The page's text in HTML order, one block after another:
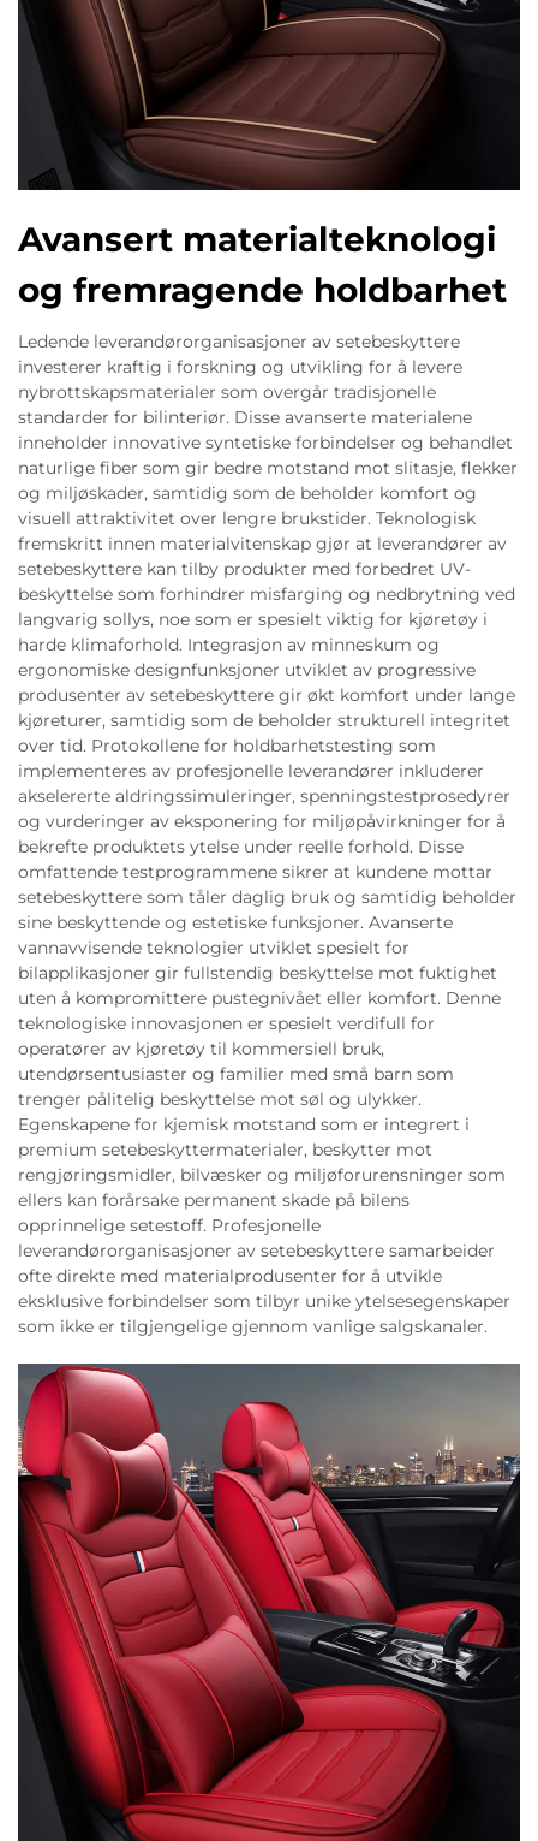
Avansert materialteknologi
og fremragende holdbarhet
Ledende leverandørorganisasjoner av setebeskyttere
investerer kraftig i forskning og utvikling for å levere
nybrottskapsmaterialer som overgår tradisjonelle
standarder for bilinteriør. Disse avanserte materialene
inneholder innovative syntetiske forbindelser og behandlet
naturlige fiber som gir bedre motstand mot slitasje, flekker
og miljøskader, samtidig som de beholder komfort og
visuell attraktivitet over lengre brukstider. Teknologisk
fremskritt innen materialvitenskap gjør at leverandører av
setebeskyttere kan tilby produkter med forbedret UV-
beskyttelse som forhindrer misfarging og nedbrytning ved
langvarig sollys, noe som er spesielt viktig for kjøretøy i
harde klimaforhold. Integrasjon av minneskum og
ergonomiske designfunksjoner utviklet av progressive
produsenter av setebeskyttere gir økt komfort under lange
kjøreturer, samtidig som de beholder strukturell integritet
over tid. Protokollene for holdbarhetstesting som
implementeres av profesjonelle leverandører inkluderer
akselererte aldringssimuleringer, spenningstestprosedyrer
og vurderinger av eksponering for miljøpåvirkninger for å
bekrefte produktets ytelse under reelle forhold. Disse
omfattende testprogrammene sikrer at kundene mottar
setebeskyttere som tåler daglig bruk og samtidig beholder
sine beskyttende og estetiske funksjoner. Avanserte
vannavvisende teknologier utviklet spesielt for
bilapplikasjoner gir fullstendig beskyttelse mot fuktighet
uten å kompromittere pustegnivået eller komfort. Denne
teknologiske innovasjonen er spesielt verdifull for
operatører av kjøretøy til kommersiell bruk,
utendørsentusiaster og familier med små barn som
trenger pålitelig beskyttelse mot søl og ulykker.
Egenskapene for kjemisk motstand som er integrert i
premium setebeskyttermaterialer, beskytter mot
rengjøringsmidler, bilvæsker og miljøforurensninger som
ellers kan forårsake permanent skade på bilens
opprinnelige setestoff. Profesjonelle
leverandørorganisasjoner av setebeskyttere samarbeider
ofte direkte med materialprodusenter for å utvikle
eksklusive forbindelser som tilbyr unike ytelsesegenskaper
som ikke er tilgjengelige gjennom vanlige salgskanaler.